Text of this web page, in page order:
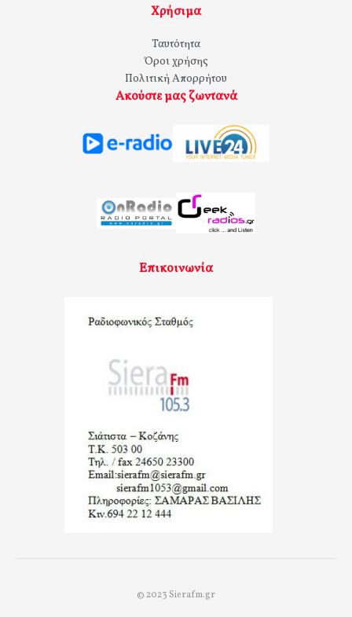
Χρήσιμα
Ταυτότητα
Όροι χρήσης
Πολιτική Απορρήτου
Ακούστε μας ζωντανά
Επικοινωνία
© 2023 Sierafm.gr